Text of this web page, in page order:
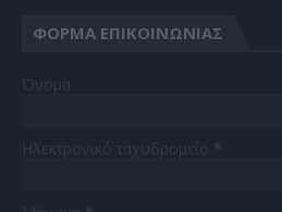
ΦΌΡΜΑ ΕΠΙΚΟΙΝΩΝΊΑΣ